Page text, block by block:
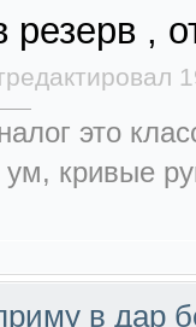
,
это
кривые
в дар